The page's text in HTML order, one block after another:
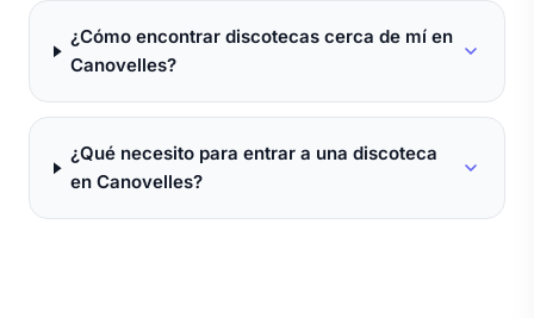
¿Cómo encontrar discotecas cerca de mí en
Canovelles?
¿Qué necesito para entrar a una discoteca
en Canovelles?